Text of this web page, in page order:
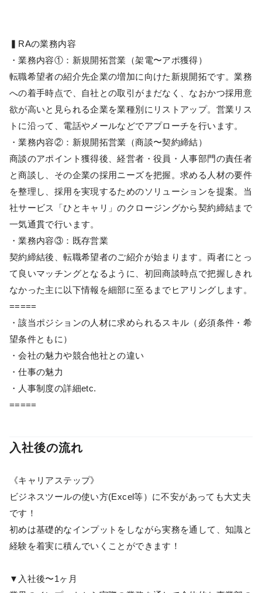
▍RAの業務内容
・業務内容①：新規開拓営業（架電〜アポ獲得）
転職希望者の紹介先企業の増加に向けた新規開拓です。業務
への着手時点で、自社との取引がまだなく、なおかつ採用意
欲が高いと見られる企業を業種別にリストアップ。営業リス
トに沿って、電話やメールなどでアプローチを行います。
・業務内容②：新規開拓営業（商談〜契約締結）
商談のアポイント獲得後、経営者・役員・人事部門の責任者
と商談し、その企業の採用ニーズを把握。求める人材の要件
を整理し、採用を実現するためのソリューションを提案。当
社サービス「ひとキャリ」のクロージングから契約締結まで
一気通貫で行います。
・業務内容③：既存営業
契約締結後、転職希望者のご紹介が始まります。両者にとっ
て良いマッチングとなるように、初回商談時点で把握しきれ
なかった主に以下情報を細部に至るまでヒアリングします。
=====
・該当ポジションの人材に求められるスキル（必須条件・希
望条件ともに）
・会社の魅力や競合他社との違い
・仕事の魅力
・人事制度の詳細etc.
=====
入社後の流れ
《キャリアステップ》
ビジネスツールの使い方(Excel等）に不安があっても大丈夫
です！
初めは基礎的なインプットをしながら実務を通して、知識と
経験を着実に積んでいくことができます！
▼入社後〜1ヶ月